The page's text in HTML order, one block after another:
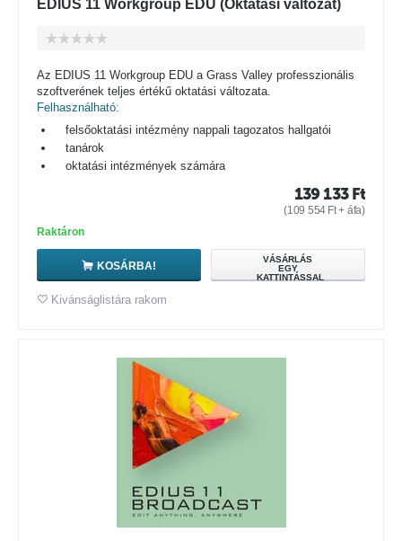
EDIUS 11 Workgroup EDU (Oktatási változat)
Az EDIUS 11 Workgroup EDU a Grass Valley professzionális
szoftverének teljes értékű oktatási változata.
Felhasználható:
felsőoktatási intézmény nappali tagozatos hallgatói
tanárok
oktatási intézmények számára
139 133 Ft
(109 554 Ft+ áfa)
Raktáron
KOSÁRBA!
VÁSÁRLÁS
EGY
KATTINTÁSSAL
Kivánságlistára rakom